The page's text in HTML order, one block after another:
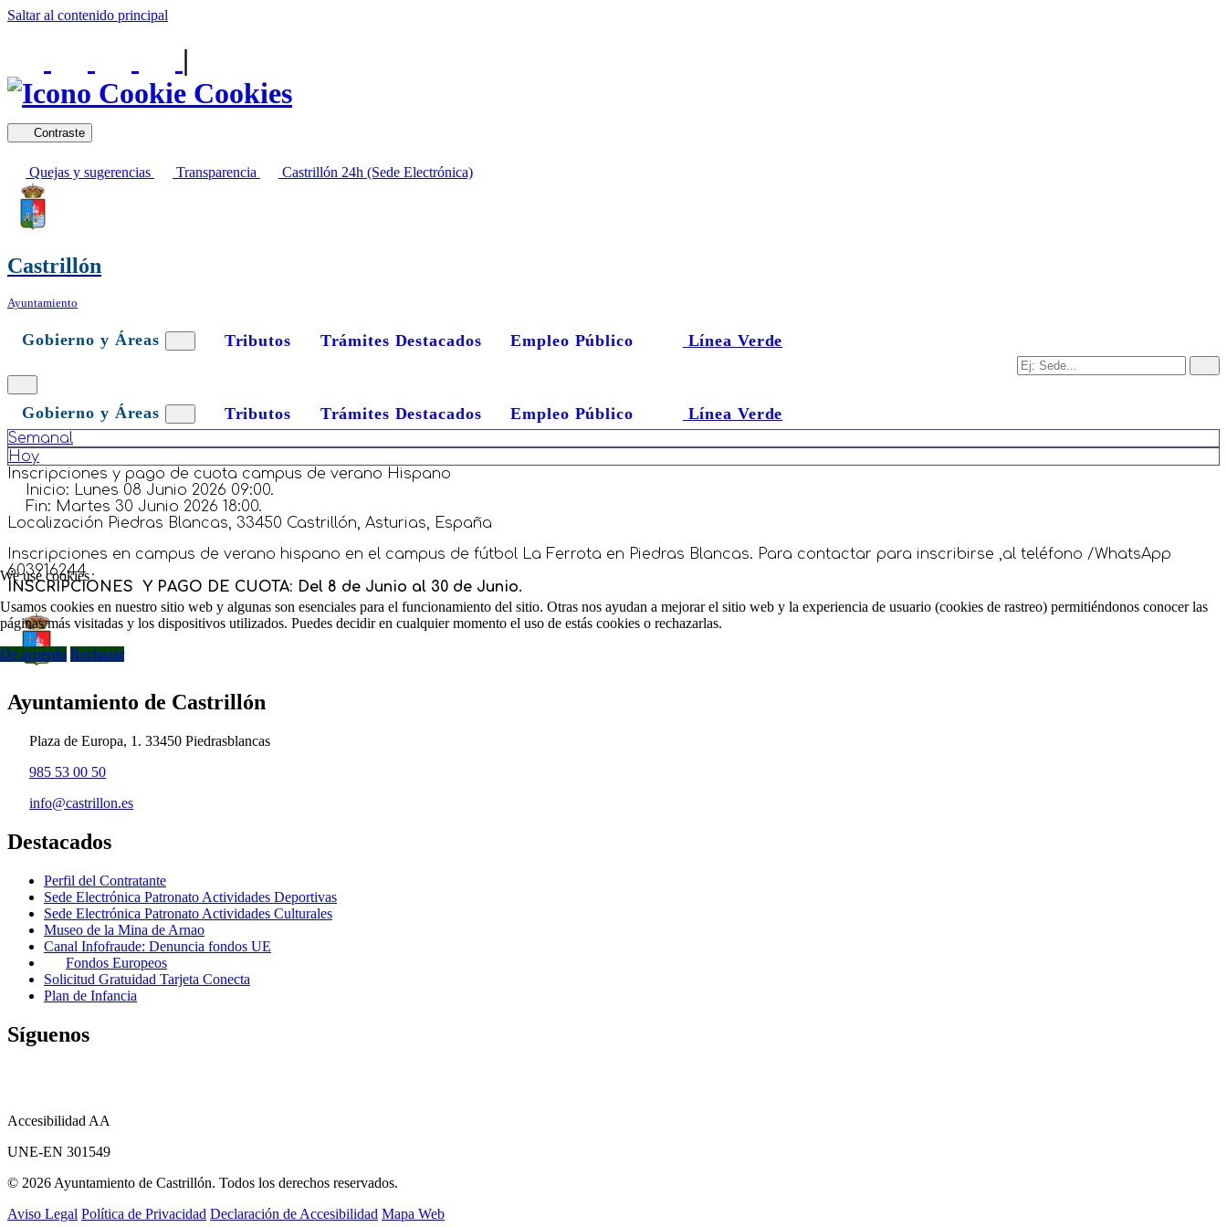
Saltar al contenido principal
|
Cookies
Contraste
Quejas y sugerencias Transparencia Castrillón 24h (Sede Electrónica)
Castrillón
Ayuntamiento
Gobierno y Áreas Tributos Trámites Destacados Empleo Público Línea Verde
Gobierno y Áreas Tributos Trámites Destacados Empleo Público Línea Verde
Semanal
Hoy
Inscripciones y pago de cuota campus de verano Hispano
Inicio: Lunes 08 Junio 2026 09:00.
Fin: Martes 30 Junio 2026 18:00.
Localización Piedras Blancas, 33450 Castrillón, Asturias, España
Inscripciones en campus de verano hispano en el campus de fútbol La Ferrota en Piedras Blancas. Para contactar para inscribirse ,al teléfono /WhatsApp
603916244 .
INSCRIPCIONES Y PAGO DE CUOTA: Del 8 de Junio al 30 de Junio.
Ayuntamiento de Castrillón
Plaza de Europa, 1. 33450 Piedrasblancas
985 53 00 50
info@castrillon.es
Destacados
Perfil del Contratante
Sede Electrónica Patronato Actividades Deportivas
Sede Electrónica Patronato Actividades Culturales
Museo de la Mina de Arnao
Canal Infofraude: Denuncia fondos UE
Fondos Europeos
Solicitud Gratuidad Tarjeta Conecta
Plan de Infancia
Síguenos
Accesibilidad AA
UNE-EN 301549
© 2026 Ayuntamiento de Castrillón. Todos los derechos reservados.
Aviso Legal Política de Privacidad Declaración de Accesibilidad Mapa Web
We use cookies
Usamos cookies en nuestro sitio web y algunas son esenciales para el funcionamiento del sitio. Otras nos ayudan a mejorar el sitio web y la experiencia de usuario (cookies de rastreo) permitiéndonos conocer las
páginas más visitadas y los dispositivos utilizados. Puedes decidir en cualquier momento el uso de estás cookies o rechazarlas.
De acuerdo Rechazar